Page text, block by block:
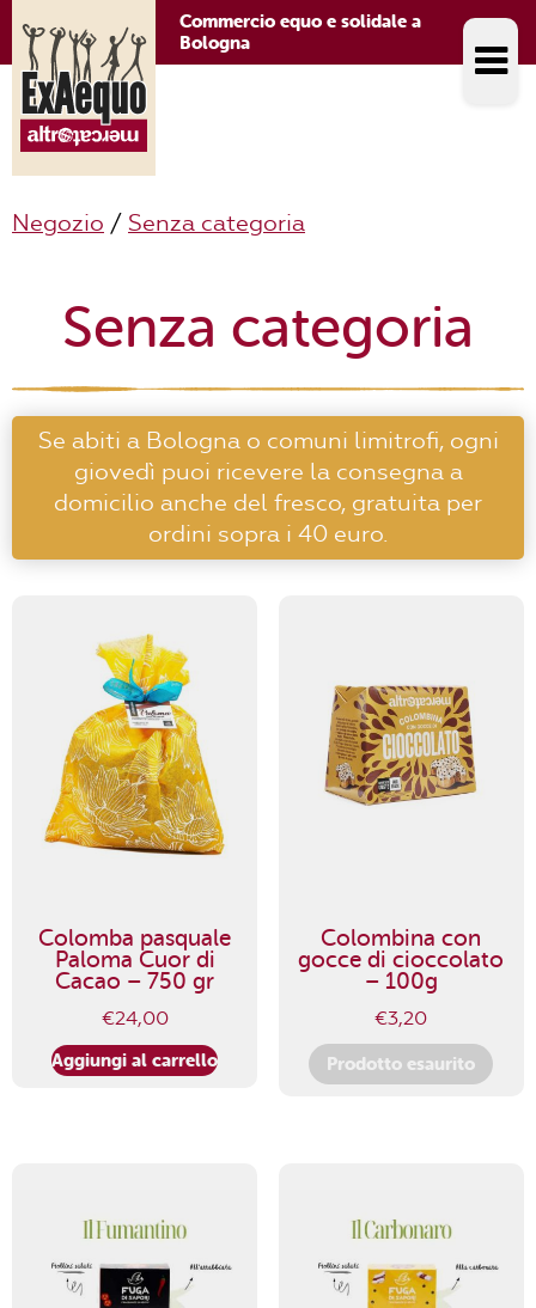
Commercio equo e solidale a
Bologna
Negozio / Senza categoria
Senza categoria
Se abiti a Bologna o comuni limitrofi, ogni
giovedì puoi ricevere la consegna a
domicilio anche del fresco, gratuita per
ordini sopra i 40 euro.
Colomba pasquale
Paloma Cuor di
Cacao – 750 gr
€24,00
Aggiungi al carrello
Colombina con
gocce di cioccolato
– 100g
€3,20
Prodotto esaurito